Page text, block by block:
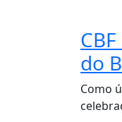
do
Como